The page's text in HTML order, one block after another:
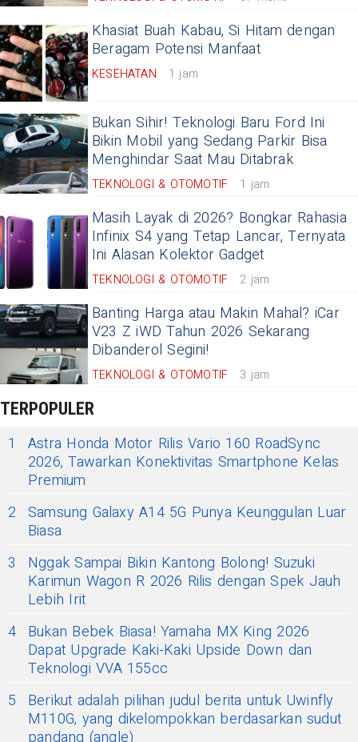
Khasiat Buah Kabau, Si Hitam dengan
Beragam Potensi Manfaat
KESEHATAN 1 jam
Bukan Sihir! Teknologi Baru Ford Ini
Bikin Mobil yang Sedang Parkir Bisa
Menghindar Saat Mau Ditabrak
TEKNOLOGI & OTOMOTIF 1 jam
Masih Layak di 2026? Bongkar Rahasia
Infinix S4 yang Tetap Lancar, Ternyata
Ini Alasan Kolektor Gadget
TEKNOLOGI & OTOMOTIF 2 jam
Banting Harga atau Makin Mahal? iCar
V23 Z iWD Tahun 2026 Sekarang
Dibanderol Segini!
TEKNOLOGI & OTOMOTIF 3 jam
TERPOPULER
1
Astra Honda Motor Rilis Vario 160 RoadSync
2026, Tawarkan Konektivitas Smartphone Kelas
Premium
2 Samsung Galaxy A14 5G Punya Keunggulan Luar
Biasa
3
Nggak Sampai Bikin Kantong Bolong! Suzuki
Karimun Wagon R 2026 Rilis dengan Spek Jauh
Lebih Irit
4 Bukan Bebek Biasa! Yamaha MX King 2026
Dapat Upgrade Kaki-Kaki Upside Down dan
Teknologi VVA 155cc
5
Berikut adalah pilihan judul berita untuk Uwinfly
M110G, yang dikelompokkan berdasarkan sudut
pandang (angle)